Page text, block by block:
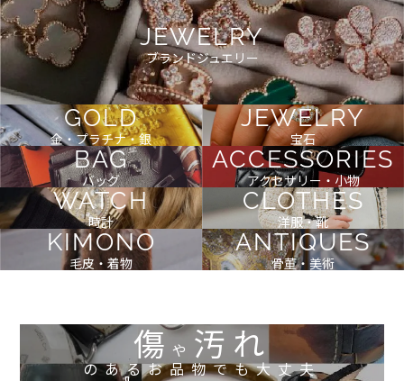
JEWELRY
ブランドジュエリー
GOLD
金・プラチナ・銀
JEWELRY
宝石
BAG
バッグ
ACCESSORIES
アクセサリー・小物
WATCH
時計
CLOTHES
洋服・靴
KIMONO
毛皮・着物
ANTIQUES
骨董・美術
傷や 汚れ
のあるお品物でも大丈夫